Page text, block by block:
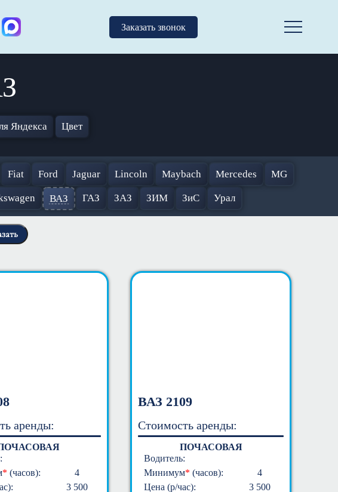
Заказать звонок
Яндекса Цвет
Fiat Ford Jaguar Lincoln Maybach Mercedes MG
ВАЗ ГАЗ ЗАЗ ЗИМ ЗиС Урал
аренды:
* (часов):
4
3 500
ВАЗ 2109
Стоимость аренды:
ПОЧАСОВАЯ
Водитель:
Минимум* (часов):
4
Цена (р/час):
3 500